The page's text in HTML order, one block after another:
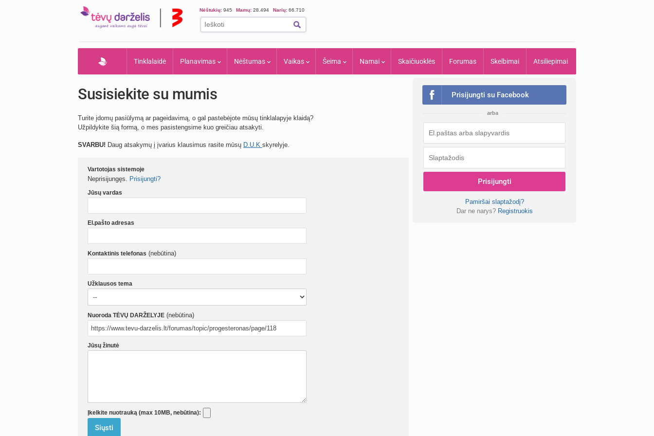
Nėštukių: 945 Mamų: 28.494 Narių: 66.710
Tinklalaidė Planavimas Nėštumas Vaikas Šeima Namai Skaičiuoklės Forumas Skelbimai Atsiliepimai
Susisiekite su mumis
Turite įdomų pasiūlymą ar pageidavimą, o gal pastebėjote mūsų tinklalapyje klaidą?
Užpildykite šią formą, o mes pasistengsime kuo greičiau atsakyti.
SVARBU! Daug atsakymų į įvarius klausimus rasite mūsų D.U.K skyrelyje.
Vartotojas sistemoje
Neprisijungęs. Prisijungti?
Jūsų vardas
El.pašto adresas
Kontaktinis telefonas (nebūtina)
Užklausos tema
Nuoroda TĖVŲ DARŽELYJE (nebūtina)
Jūsų žinutė
Įkelkite nuotrauką (max 10MB, nebūtina):
Prisijungti su Facebook
arba
Prisijungti
Pamiršai slaptažodį?
Dar ne narys? Registruokis